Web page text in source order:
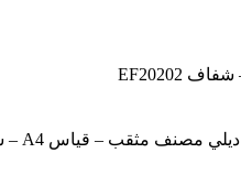
ديلي مصنف مثقب – قياس A4 – سماكة μm60 – شفاف EF20202